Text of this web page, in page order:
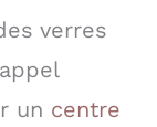
verres
un centre